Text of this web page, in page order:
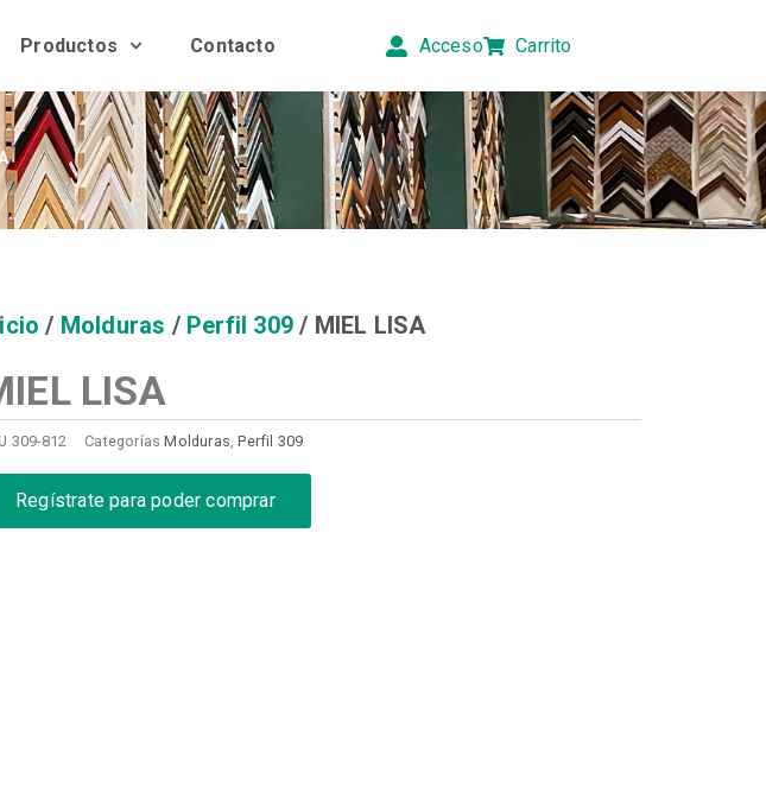
Productos Contacto Acceso Carrito
/ Molduras / Perfil 309 / MIEL LISA
LISA
309-812 Categorías Molduras,Perfil 309
Regístrate para poder comprar